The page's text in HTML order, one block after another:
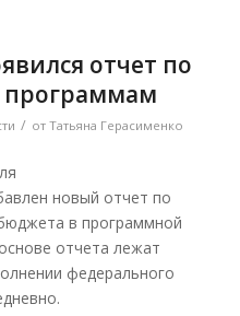
отчет по
программам
/ от Татьяна Герасименко
новый отчет по
в программной
отчета лежат
федерального